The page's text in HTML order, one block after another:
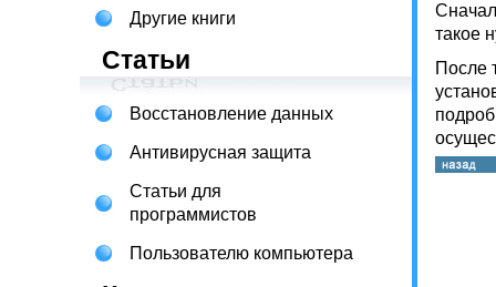
Другие книги
Статьи
Восстановление данных
Антивирусная защита
Статьи для
программистов
Пользователю компьютера
такое
После